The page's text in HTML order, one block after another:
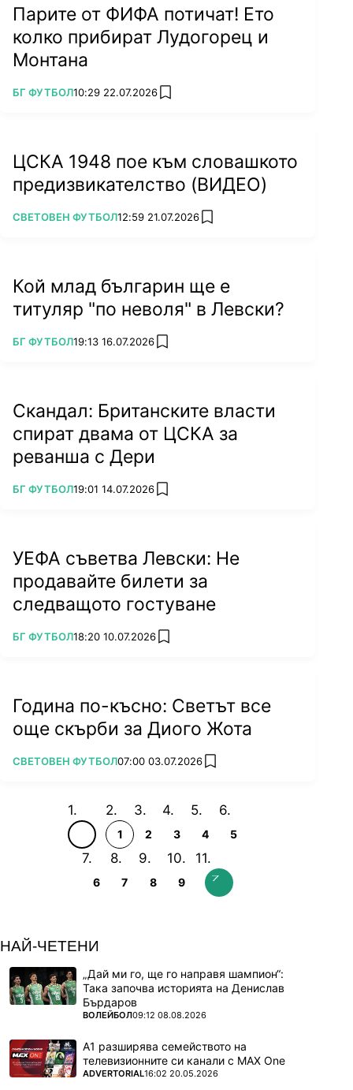
Парите от ФИФА потичат! Ето
колко прибират Лудогорец и
Монтана
ПОВЕЧЕ ОТ
БГ ФУТБОЛ10:29 22.07.2026 add favorites
ЦСКА 1948 пое към словашкото
предизвикателство (ВИДЕО)
ПОВЕЧЕ ОТ
СВЕТОВЕН ФУТБОЛ12:59 21.07.2026 add favorites
Кой млад българин ще е
титуляр "по неволя" в Левски?
ПОВЕЧЕ ОТ
БГ ФУТБОЛ19:13 16.07.2026 add favorites
Скандал: Британските власти
спират двама от ЦСКА за
реванша с Дери
ПОВЕЧЕ ОТ
БГ ФУТБОЛ19:01 14.07.2026 add favorites
УЕФА съветва Левски: Не
продавайте билети за
следващото гостуване
ПОВЕЧЕ ОТ
БГ ФУТБОЛ18:20 10.07.2026 add favorites
Година по-късно: Светът все
още скърби за Диого Жота
ПОВЕЧЕ ОТ
СВЕТОВЕН ФУТБОЛ07:00 03.07.2026 add favorites
1 2 3 4 5
6 7 8 9
НАЙ-ЧЕТЕНИ
„Дай ми го, ще го направя шампион“:
Така започва историята на Денислав
Бърдаров
ПОВЕЧЕ ОТ
ВОЛЕЙБОЛ09:12 08.08.2026
А1 разширява семейството на
телевизионните си канали с MAX One
ПОВЕЧЕ ОТ
ADVERTORIAL16:02 20.05.2026